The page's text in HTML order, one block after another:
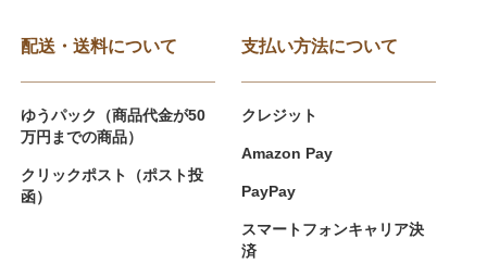
配送・送料について
ゆうパック（商品代金が50
万円までの商品）
クリックポスト（ポスト投
函）
支払い方法について
クレジット
Amazon Pay
PayPay
スマートフォンキャリア決
済